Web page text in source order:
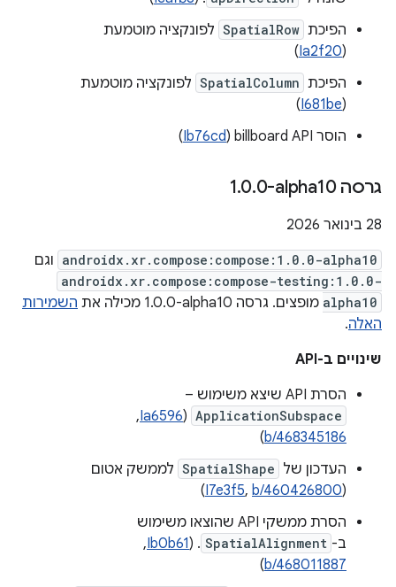
הפיכת SpatialRow לפונקציה מוטמעת
(
Ia2f20
)
הפיכת SpatialColumn לפונקציה מוטמעת
(
I681be
)
הוסר billboard API‏ (
Ib76cd
)
גרסה ‎1 .0.0-alpha10
‫28 בינואר 2026
androidx.xr.compose:compose:1.0.0-alpha10 וגם
androidx.xr.compose:compose-testing:1.0.0-
alpha10 מופצים. גרסה ‎1.0.0-alpha10 מכילה את
השמירות
האלה.
שינויים ב-API
הסרת API שיצא משימוש –
ApplicationSubspace
(
Ia6596
, ‏
b/468345186
)
העדכון של SpatialShape לממשק אטום
(
I7e3f5, b/460426800
)
הסרת ממשקי API שהוצאו משימוש
ב- SpatialAlignment
. ‫(
Ib0b61
, ‏
b/468011887
)